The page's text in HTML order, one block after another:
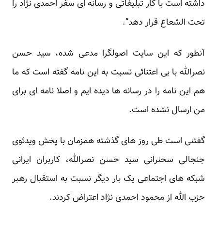
داشته است با کار تبلیغاتی و رسانه ای سفر احمدی نژاد را
تحت الشعاع قرار دهد”.
آنطور که این سایت اصولگرا مدعی شده، سید حسن
نصرالله با بی اعتنائی نسبت به این نامه گفته است که ما
هم این نامه را در رسانه ها دیده ایم و اصلا نامه ای برای
من ارسال نشده است.
گفتنی است طی روز های گذشته همزمان با پخش ویدئوی
جنجالی سخنرانی سید حسن نصرالله، کاربران ایرانی
شبکه های اجتماعی یک بار دیگر نسبت به استقبال رهبر
حزب الله از محمود احمدی نژاد اعتراض کردند.